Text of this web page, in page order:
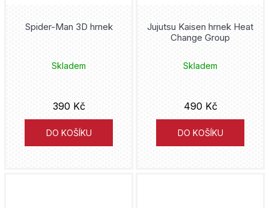
Spider-Man 3D hrnek
Skladem
390 Kč
DO KOŠÍKU
Jujutsu Kaisen hrnek Heat
Change Group
Skladem
490 Kč
DO KOŠÍKU